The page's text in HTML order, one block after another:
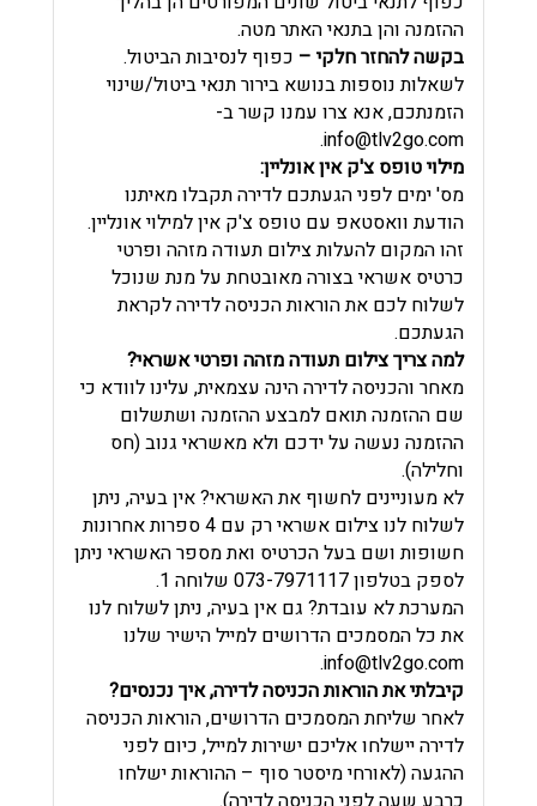
ההזמנה והן בתנאי האתר מטה.
בקשה להחזר חלקי – כפוף לנסיבות הביטול.
לשאלות נוספות בנושא בירור תנאי ביטול/שינוי
הזמנתכם, אנא צרו עמנו קשר ב-
info@tlv2go.com
.
מילוי טופס צ'ק אין אונליין:
מס' ימים לפני הגעתכם לדירה תקבלו מאיתנו
הודעת וואסטאפ עם טופס צ'ק אין למילוי אונליין.
זהו המקום להעלות צילום תעודה מזהה ופרטי
כרטיס אשראי בצורה מאובטחת על מנת שנוכל
לשלוח לכם את הוראות הכניסה לדירה לקראת
הגעתכם.
למה צריך צילום תעודה מזהה ופרטי אשראי?
מאחר והכניסה לדירה הינה עצמאית, עלינו לוודא כי
שם ההזמנה תואם למבצע ההזמנה ושתשלום
ההזמנה נעשה על ידכם ולא מאשראי גנוב (חס
וחלילה).
לא מעוניינים לחשוף את האשראי? אין בעיה, ניתן
לשלוח לנו צילום אשראי רק עם 4 ספרות אחרונות
חשופות ושם בעל הכרטיס ואת מספר האשראי ניתן
לספק בטלפון 073-7971117 שלוחה 1.
המערכת לא עובדת? גם אין בעיה, ניתן לשלוח לנו
את כל המסמכים הדרושים למייל הישיר שלנו
info@tlv2go.com
.
קיבלתי את הוראות הכניסה לדירה, איך נכנסים?
לאחר שליחת המסמכים הדרושים, הוראות הכניסה
לדירה יישלחו אליכם ישירות למייל, כיום לפני
ההגעה (לאורחי מיסטר סוף – ההוראות ישלחו